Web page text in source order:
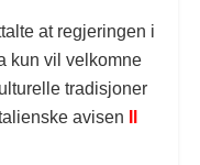
at regjeringen i
kun vil velkomne
tradisjoner
avisen